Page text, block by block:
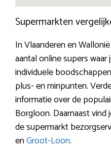
Supermarkten
In Vlaanderen en
aantal online supers
individuele
plus- en minpunten.
informatie over de
Borgloon. Daarnaast
de supermarkt
enGroot-Loon.